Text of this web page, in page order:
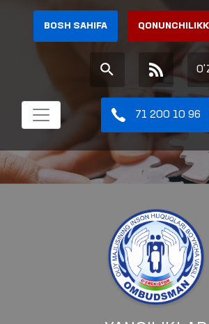
BOSH SAHIFA
71 200 10 96